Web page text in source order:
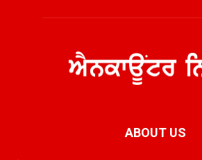
ABOUT US